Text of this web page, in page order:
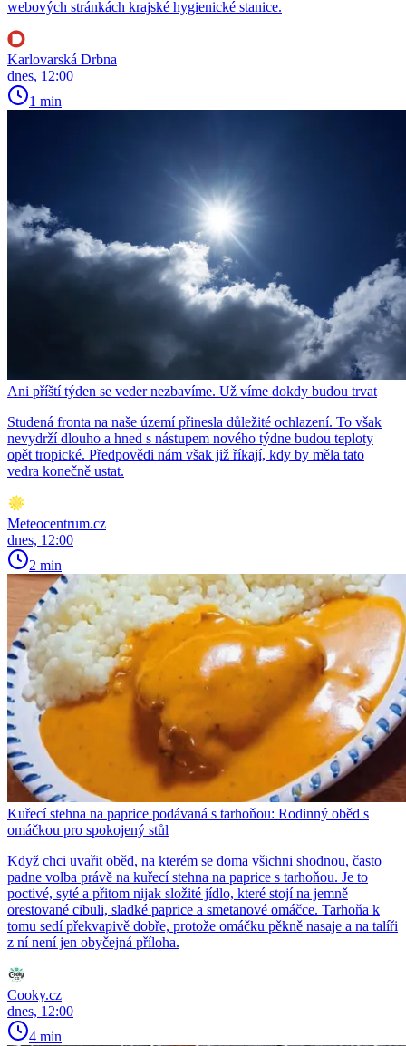
webových stránkách krajské hygienické stanice.
Karlovarská Drbna
dnes, 12:00
1 min
Ani příští týden se veder nezbavíme. Už víme dokdy budou trvat
Studená fronta na naše území přinesla důležité ochlazení. To však
nevydrží dlouho a hned s nástupem nového týdne budou teploty
opět tropické. Předpovědi nám však již říkají, kdy by měla tato
vedra konečně ustat.
Meteocentrum.cz
dnes, 12:00
2 min
Kuřecí stehna na paprice podávaná s tarhoňou: Rodinný oběd s
omáčkou pro spokojený stůl
Když chci uvařit oběd, na kterém se doma všichni shodnou, často
padne volba právě na kuřecí stehna na paprice s tarhoňou. Je to
poctivé, syté a přitom nijak složité jídlo, které stojí na jemně
orestované cibuli, sladké paprice a smetanové omáčce. Tarhoňa k
tomu sedí překvapivě dobře, protože omáčku pěkně nasaje a na talíři
z ní není jen obyčejná příloha.
Cooky.cz
dnes, 12:00
4 min